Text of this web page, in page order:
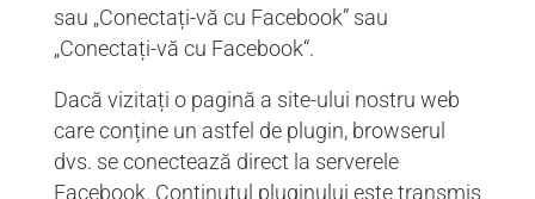
sau „Conectați-vă cu Facebook” sau
„Conectați-vă cu Facebook“.
Dacă vizitați o pagină a site-ului nostru web
care conține un astfel de plugin, browserul
dvs. se conectează direct la serverele
Facebook. Conținutul pluginului este transmis